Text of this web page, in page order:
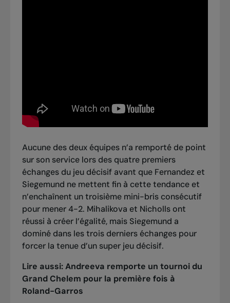
Aucune des deux équipes n’a remporté de point
sur son service lors des quatre premiers
échanges du jeu décisif avant que Fernandez et
Siegemund ne mettent fin à cette tendance et
n’enchaînent un troisième mini-bris consécutif
pour mener 4-2. Mihalikova et Nicholls ont
réussi à créer l’égalité, mais Siegemund a
dominé dans les trois derniers échanges pour
forcer la tenue d’un super jeu décisif.
Lire aussi:Andreeva remporte un tournoi du
Grand Chelem pour la première fois à
Roland-Garros